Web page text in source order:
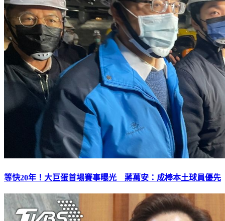
等快20年！大巨蛋首場賽事曝光 蔣萬安：成棒本土球員優先